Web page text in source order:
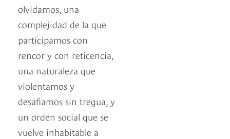
olvidamos, una
complejidad de la que
participamos con
rencor y con reticencia,
una naturaleza que
violentamos y
desafiamos sin tregua, y
un orden social que se
vuelve inhabitable a